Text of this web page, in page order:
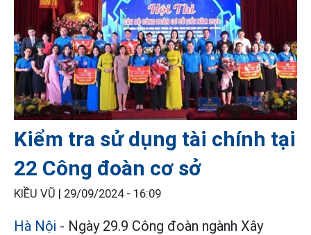
Kiểm tra sử dụng tài chính tại
22 Công đoàn cơ sở
KIỀU VŨ | 29/09/2024 - 16:09
Hà Nội - Ngày 29.9 Công đoàn ngành Xây